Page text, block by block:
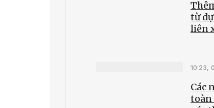
từ
liên
10:23,
Các
toàn